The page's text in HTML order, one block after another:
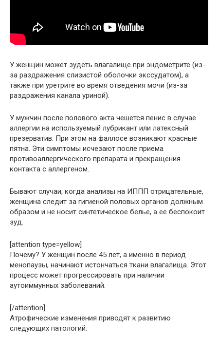
У женщин может зудеть влагалище при эндометрите (из-
за раздражения слизистой оболочки экссудатом), а
также при уретрите во время отведения мочи (из-за
раздражения канала уриной).
У мужчин после полового акта чешется пенис в случае
аллергии на используемый лубрикант или латексный
презерватив. При этом на фаллосе возникают красные
пятна. Эти симптомы исчезают после приема
противоаллергического препарата и прекращения
контакта с аллергеном.
Бывают случаи, когда анализы на ИППП отрицательные,
женщина следит за гигиеной половых органов должным
образом и не носит синтетическое белье, а ее беспокоит
зуд.
[attention type=yellow]
Почему? У женщин после 45 лет, а именно в период
менопаузы, начинают истончаться ткани влагалища. Этот
процесс может прогрессировать при наличии
аутоиммунных заболеваний.
[/attention]
Атрофические изменения приводят к развитию
следующих патологий: